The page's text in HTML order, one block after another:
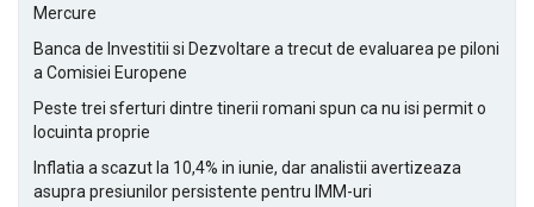
Mercure
Banca de Investitii si Dezvoltare a trecut de evaluarea pe piloni
a Comisiei Europene
Peste trei sferturi dintre tinerii romani spun ca nu isi permit o
locuinta proprie
Inflatia a scazut la 10,4% in iunie, dar analistii avertizeaza
asupra presiunilor persistente pentru IMM-uri